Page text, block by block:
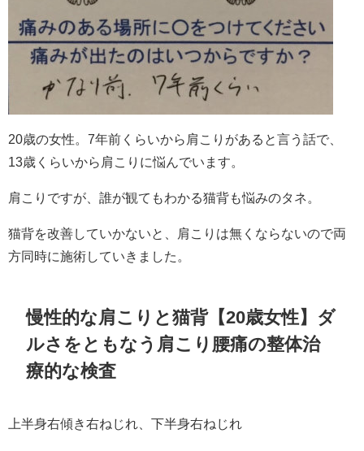
20歳の女性。7年前くらいから肩こりがあると言う話で、
13歳くらいから肩こりに悩んでいます。
肩こりですが、誰が観てもわかる猫背も悩みのタネ。
猫背を改善していかないと、肩こりは無くならないので両
方同時に施術していきました。
慢性的な肩こりと猫背【20歳女性】ダ
ルさをともなう肩こり腰痛の整体治
療的な検査
上半身右傾き右ねじれ、下半身右ねじれ